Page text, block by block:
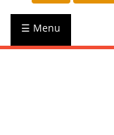
☰ Menu